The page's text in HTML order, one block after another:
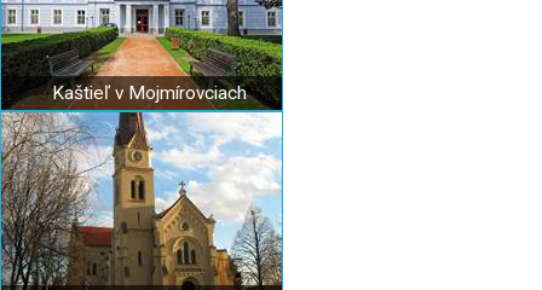
Kaštieľ v Mojmírovciach